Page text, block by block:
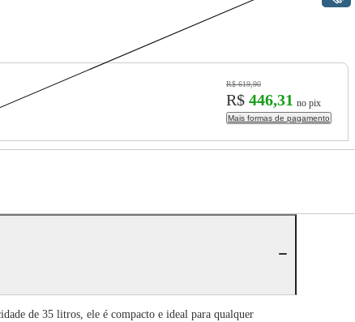
R$ 619,90
R$ 446,31 no pix
Mais formas de pagamento
de 35 litros, ele é compacto e ideal para qualquer